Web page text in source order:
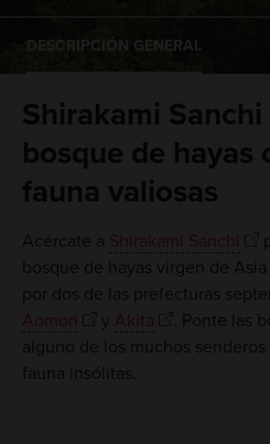
DESCRIPCIÓN GENERAL
Shirakami
bosque de hayas
fauna valiosas
Acércate a Shirakami Sanchi
bosque de hayas virgen de
por dos de las prefecturas
Aomori
y Akita
. Ponte las
alguno de los muchos
fauna insólitas.